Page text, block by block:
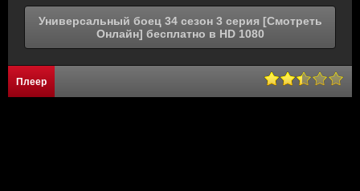
Универсальный боец 34 сезон 3 серия [Смотреть
Онлайн] бесплатно в HD 1080
Плеер